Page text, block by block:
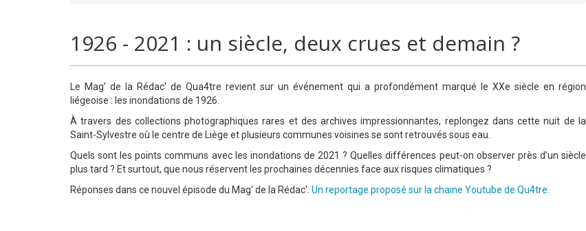
1926 - 2021 : un siècle, deux crues et demain ?
Le Mag' de la Rédac' de Qua4tre revient sur un événement qui a profondément marqué le XXe siècle en région
liégeoise : les inondations de 1926.
À travers des collections photographiques rares et des archives impressionnantes, replongez dans cette nuit de la
Saint-Sylvestre où le centre de Liège et plusieurs communes voisines se sont retrouvés sous eau.
Quels sont les points communs avec les inondations de 2021 ? Quelles différences peut-on observer près d’un siècle
plus tard ? Et surtout, que nous réservent les prochaines décennies face aux risques climatiques ?
Réponses dans ce nouvel épisode du Mag' de la Rédac'. Un reportage proposé sur la chaine Youtube de Qu4tre